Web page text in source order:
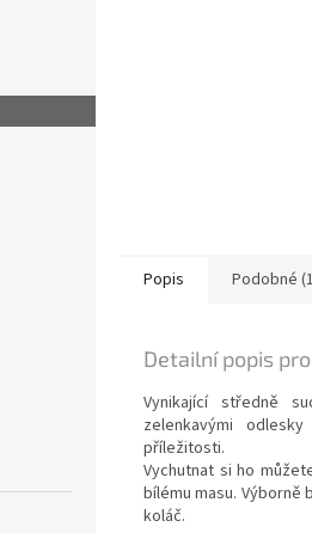
Popis Podobné
Detailní popis
Vynikající středně
zelenkavými
příležitosti.
Vychutnat si ho
bílému masu.
koláč.